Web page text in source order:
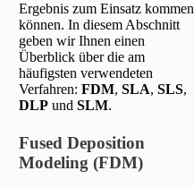
Ergebnis zum Einsatz kommen
können. In diesem Abschnitt
geben wir Ihnen einen
Überblick über die am
häufigsten verwendeten
Verfahren: FDM, SLA, SLS,
DLP und SLM.
Fused Deposition
Modeling (FDM)